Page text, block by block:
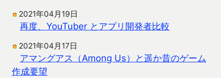
2021年04月19日
再度、YouTuber とアプリ開発者比較
2021年04月17日
アマングアス（Among Us）と遥か昔のゲーム
作成要望